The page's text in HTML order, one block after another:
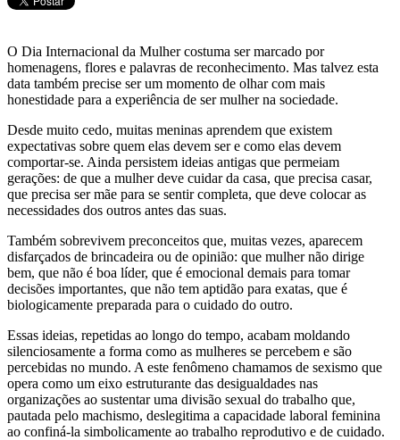
O Dia Internacional da Mulher costuma ser marcado por
homenagens, flores e palavras de reconhecimento. Mas talvez esta
data também precise ser um momento de olhar com mais
honestidade para a experiência de ser mulher na sociedade.
Desde muito cedo, muitas meninas aprendem que existem
expectativas sobre quem elas devem ser e como elas devem
comportar-se. Ainda persistem ideias antigas que permeiam
gerações: de que a mulher deve cuidar da casa, que precisa casar,
que precisa ser mãe para se sentir completa, que deve colocar as
necessidades dos outros antes das suas.
Também sobrevivem preconceitos que, muitas vezes, aparecem
disfarçados de brincadeira ou de opinião: que mulher não dirige
bem, que não é boa líder, que é emocional demais para tomar
decisões importantes, que não tem aptidão para exatas, que é
biologicamente preparada para o cuidado do outro.
Essas ideias, repetidas ao longo do tempo, acabam moldando
silenciosamente a forma como as mulheres se percebem e são
percebidas no mundo. A este fenômeno chamamos de sexismo que
opera como um eixo estruturante das desigualdades nas
organizações ao sustentar uma divisão sexual do trabalho que,
pautada pelo machismo, deslegitima a capacidade laboral feminina
ao confiná-la simbolicamente ao trabalho reprodutivo e de cuidado.